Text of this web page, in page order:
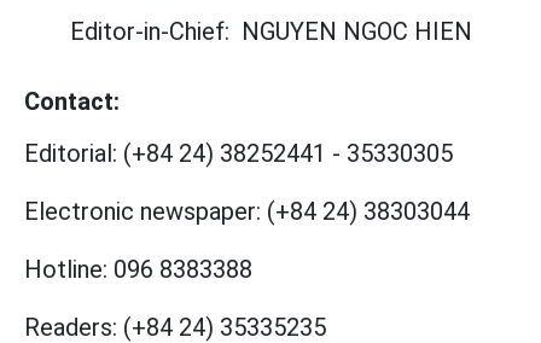
Editor-in-Chief: NGUYEN NGOC HIEN
Contact:
Editorial: (+84 24) 38252441 - 35330305
Electronic newspaper: (+84 24) 38303044
Hotline: 096 8383388
Readers: (+84 24) 35335235